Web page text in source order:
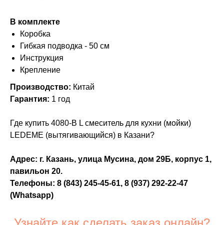
В комплекте
Коробка
Гибкая подводка - 50 см
Инструкция
Крепление
Производство: Китай
Гарантия: 1 год
Где купить 4080-B L смеситель для кухни (мойки)
LEDEME (вытягивающийся) в Казани?
Адрес: г. Казань, улица Мусина, дом 29Б, корпус 1,
павильон 20.
Телефоны: 8 (843) 245-45-61, 8 (937) 292-22-47
(Whatsapp)